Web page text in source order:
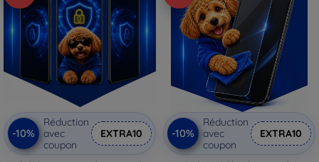
-10%
Réduction
avec
coupon
EXTRA10 -10%
Réduction
avec
coupon
EXTRA10